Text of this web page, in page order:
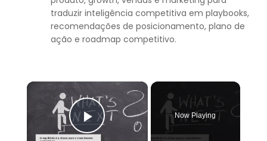
traduzir inteligência competitiva em playbooks,
recomendações de posicionamento, plano de
ação e roadmap competitivo.
×
Play Video
Now Playing